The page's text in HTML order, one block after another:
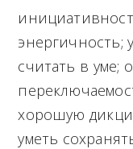
энергичность;
считать в уме;
хорошую
уметь